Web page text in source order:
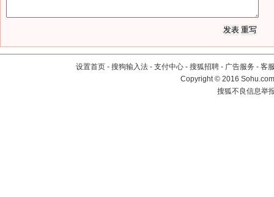
设置首页 - 搜狗输入法 - 支付中心 - 搜狐招聘 - 广告服务 - 客
Copyright©2016
搜狐不良信息举